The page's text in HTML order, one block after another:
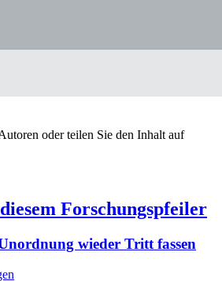
oder teilen Sie den Inhalt auf
Forschungspfeiler
wieder Tritt fassen